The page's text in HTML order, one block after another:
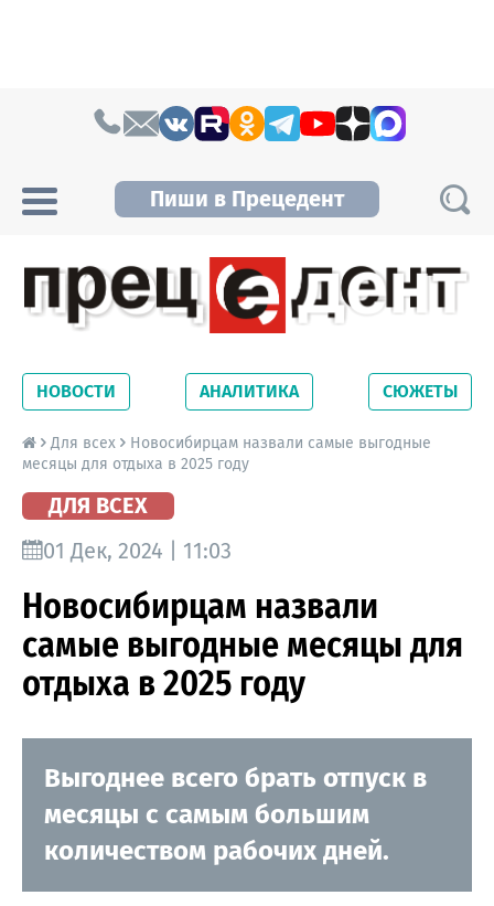
Пиши в Прецедент
Новосибирской области. Читайте свежие
новости на сайте сетевого издания
Precedent.
НОВОСТИ АНАЛИТИКА СЮЖЕТЫ
Для всех
Новосибирцам назвали самые выгодные
месяцы для отдыха в 2025 году
ДЛЯ ВСЕХ
01 Дек, 2024 | 11:03
Новосибирцам назвали
самые выгодные месяцы для
отдыха в 2025 году
Выгоднее всего брать отпуск в
месяцы с самым большим
количеством рабочих дней.